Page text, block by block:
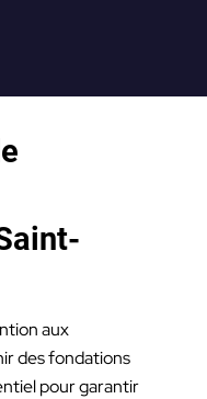
aux
des fondations
pour garantir